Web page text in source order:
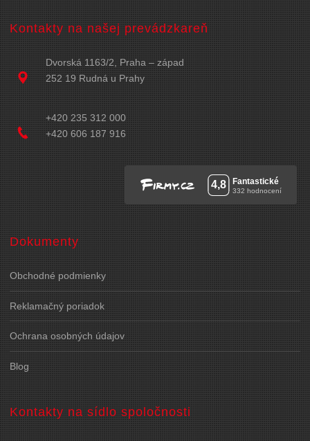
Kontakty na našej prevádzkareň
Dvorská 1163/2, Praha – západ
252 19 Rudná u Prahy
+420 235 312 000
+420 606 187 916
Dokumenty
Obchodné podmienky
Reklamačný poriadok
Ochrana osobných údajov
Blog
Kontakty na sídlo spoločnosti